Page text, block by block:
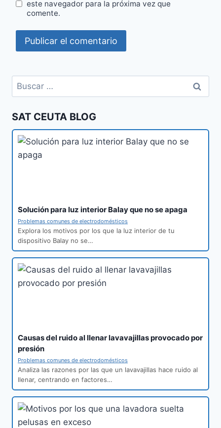
este navegador para la próxima vez que
comente.
Buscar:
SAT CEUTA BLOG
Solución para luz interior Balay que no se apaga
Problemas comunes de electrodomésticos
Explora los motivos por los que la luz interior de tu
dispositivo Balay no se…
Causas del ruido al llenar lavavajillas provocado por
presión
Problemas comunes de electrodomésticos
Analiza las razones por las que un lavavajillas hace ruido al
llenar, centrando en factores…